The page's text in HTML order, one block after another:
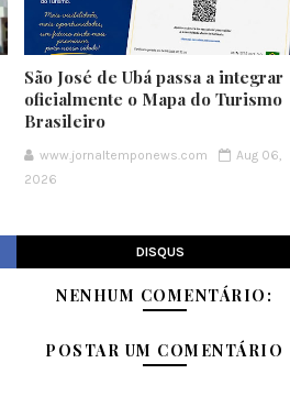
São José de Ubá passa a integrar
oficialmente o Mapa do Turismo
Brasileiro
www.jornaltemponews.com
Aug 06,
2026
DISQUS
NENHUM COMENTÁRIO:
POSTAR UM COMENTÁRIO